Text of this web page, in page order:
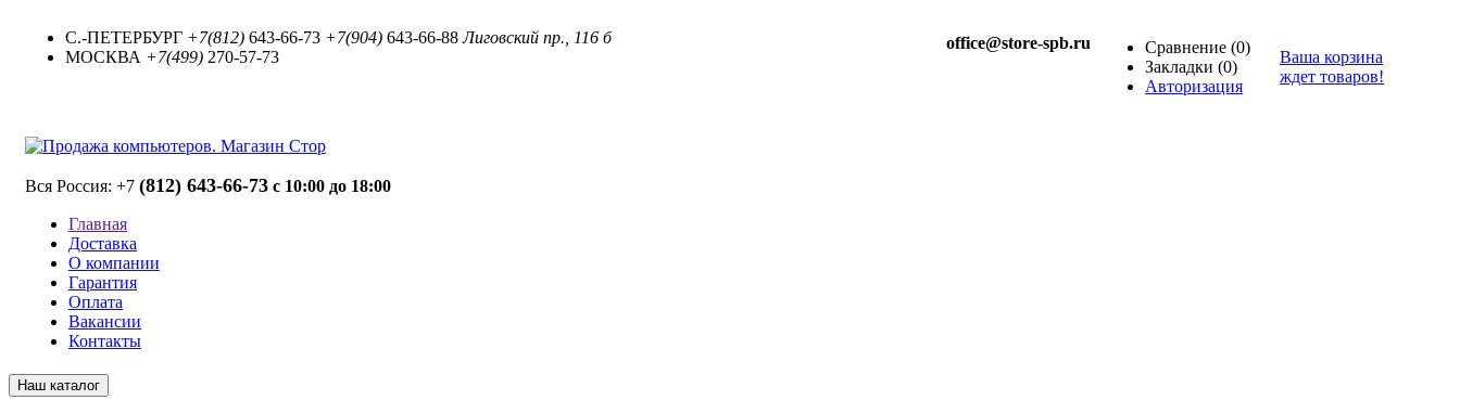
С.-ПЕТЕРБУРГ +7(812) 643-66-73 +7(904) 643-66-88Лиговский пр., 116 б
МОСКВА +7(499) 270-57-73
office@store-spb.ru Сравнение (0)
Закладки (0)
Авторизация
Ваша корзина
ждет товаров!
Вся Россия: +7 (812) 643-66-73 с 10:00 до 18:00
Главная
Доставка
О компании
Гарантия
Оплата
Вакансии
Контакты
Наш каталог